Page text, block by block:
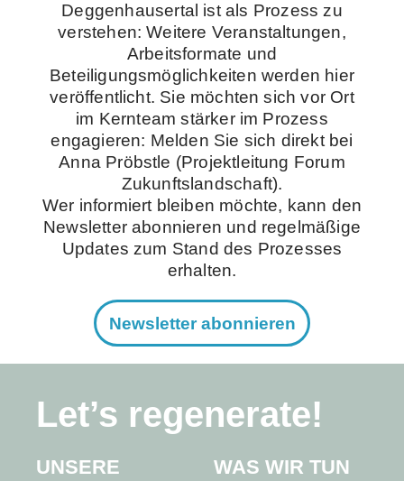
Deggenhausertal ist als Prozess zu
verstehen: Weitere Veranstaltungen,
Arbeitsformate und
Beteiligungsmöglichkeiten werden hier
veröffentlicht. Sie möchten sich vor Ort
im Kernteam stärker im Prozess
engagieren: Melden Sie sich direkt bei
Anna Pröbstle (Projektleitung Forum
Zukunftslandschaft).
Wer informiert bleiben möchte, kann den
Newsletter abonnieren und regelmäßige
Updates zum Stand des Prozesses
erhalten.
Newsletter abonnieren
Let’s regenerate!
UNSERE
WAS WIR TUN